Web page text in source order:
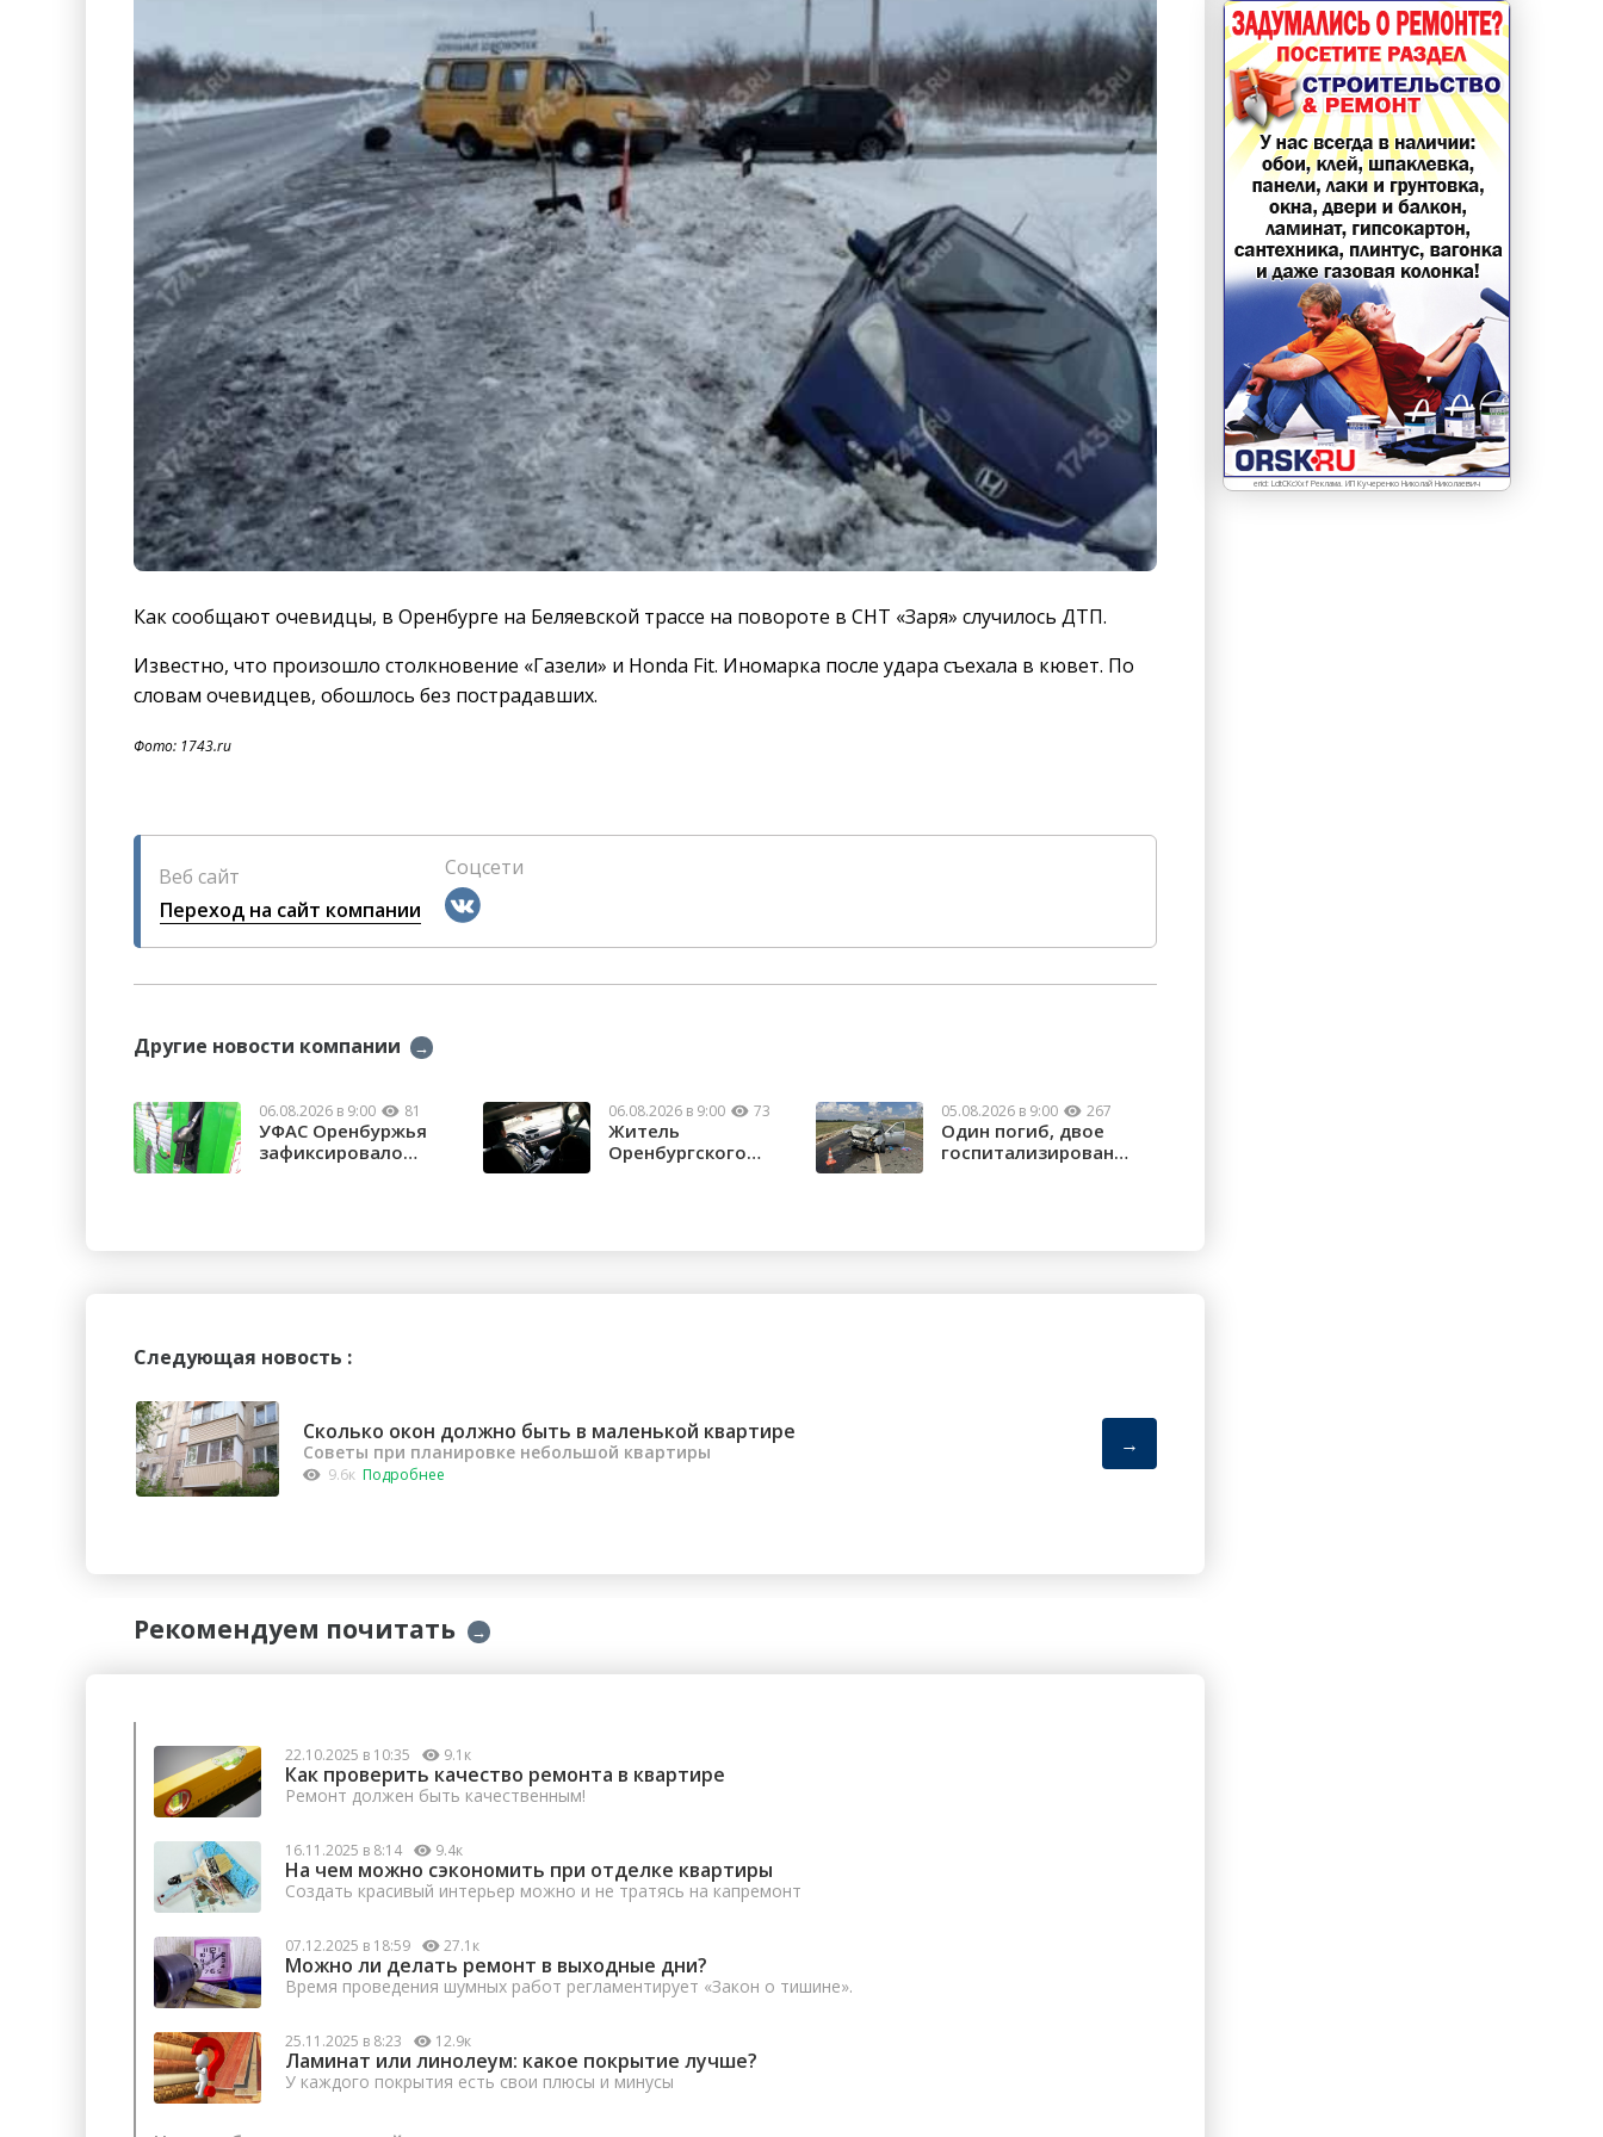
Как сообщают очевидцы, в Оренбурге на Беляевской трассе на повороте в СНТ «Заря» случилось ДТП.
Известно, что произошло столкновение «Газели» и Honda Fit. Иномарка после удара съехала в кювет. По
словам очевидцев, обошлось без пострадавших.
Фото: 1743.ru
Веб сайт
Переход на сайт компании
Соцсети
Другие новости компании →
06.08.2026 в 9:00 81
УФАС Оренбуржья
зафиксировало
06.08.2026 в 9:00 73
Житель
Оренбургского
05.08.2026 в 9:00 267
Один погиб, двое
госпитализированы:
erid: LdtCKcXxf Реклама. ИП Кучеренко Николай Николаевич
Следующая новость :
Сколько окон должно быть в маленькой квартире
Советы при планировке небольшой квартиры
9.6к Подробнее
→
Рекомендуем почитать →
22.10.2025 в 10:35 9.1к
Как проверить качество ремонта в квартире
Ремонт должен быть качественным!
16.11.2025 в 8:14 9.4к
На чем можно сэкономить при отделке квартиры
Создать красивый интерьер можно и не тратясь на капремонт
07.12.2025 в 18:59 27.1к
Можно ли делать ремонт в выходные дни?
Время проведения шумных работ регламентирует «Закон о тишине».
25.11.2025 в 8:23 12.9к
Ламинат или линолеум: какое покрытие лучше?
У каждого покрытия есть свои плюсы и минусы